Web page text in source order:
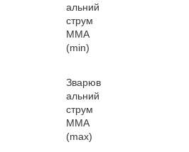
альний
струм
MMA
(min)
Зварюв
альний
струм
MMA
(max)